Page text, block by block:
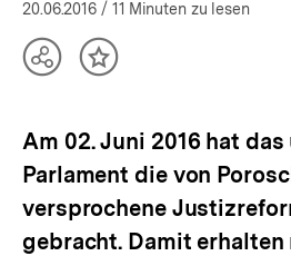
öffnen
20.06.2016 / 11 Minuten zu lesen
TeilenInhalt
Am 02. Juni 2016 hat
Parlament die von
versprochene
gebracht. Damit erhalten